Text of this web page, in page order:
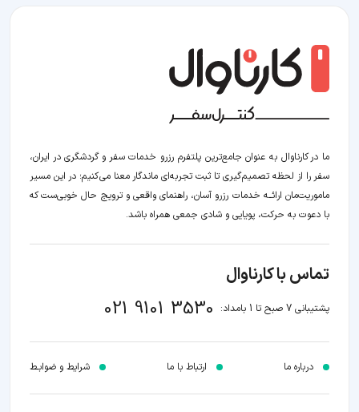
ما در کارناوال به عنوان جامع‌ترین پلتفرم رزرو خدمات سفر و گردشگری در ایران،
سفر را از لحظه‌ تصمیم‌گیری تا ثبت تجربه‌ای ماندگار معنا می‌کنیم؛ در این مسیر‍
ماموریت‌مان اراﺋــﻪ خدمات رزرو آسان، راهنمای واقعی و ترویج حال خوبی‌ست که
با دعوت به حرکت، پویایی و شادی جمعی همراه باشد.
تماس با کارناوال
پشتیبانی 7 صبح تا 1 بامداد: 021 9101 3530
درباره ما ارتباط با ما شرایط و ضوابـط